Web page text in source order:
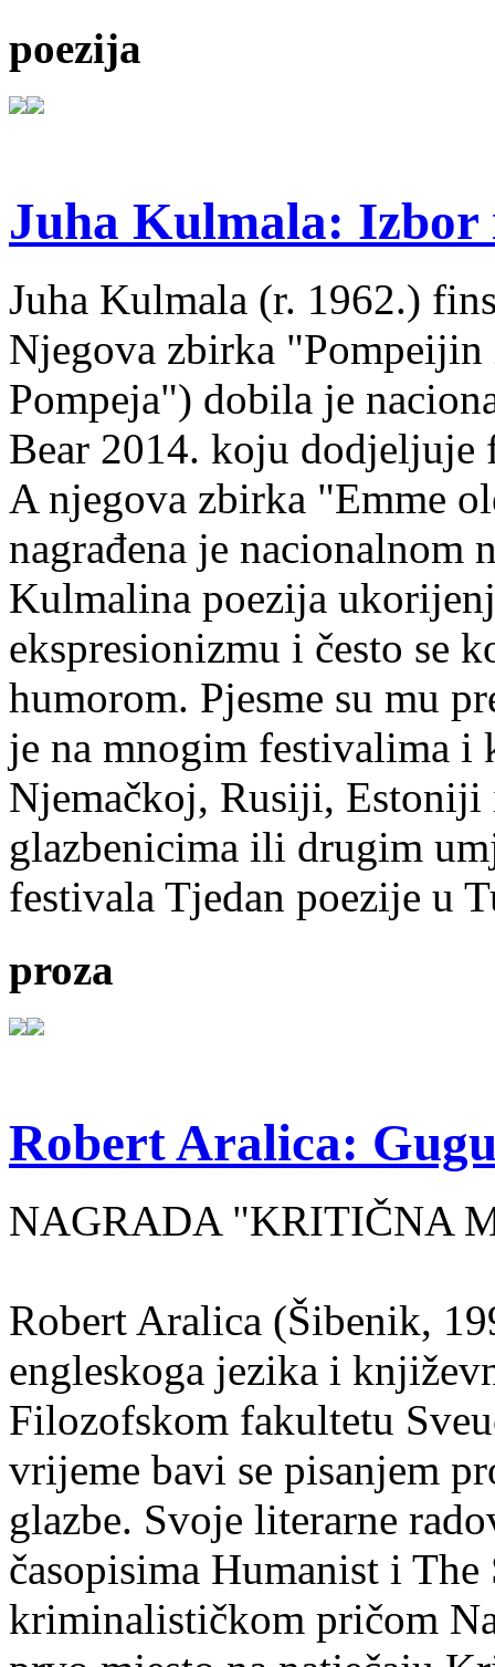
poezija
Juha Kulmala: Izbor
Juha Kulmala (r. 1962.)
Njegova zbirka
Pompeja") dobila je
Bear 2014. koju
A njegova zbirka "Emme
nagrađena je nacionalnom
Kulmalina poezija
ekspresionizmu i često se
humorom. Pjesme su mu
je na mnogim festivalima i
Njemačkoj, Rusiji, Estoniji
glazbenicima ili drugim
festivala Tjedan poezije u
proza
Robert Aralica:
NAGRADA "KRITIČNA
Robert Aralica (Šibenik,
engleskoga jezika i
Filozofskom fakultetu
vrijeme bavi se pisanjem
glazbe. Svoje literarne
časopisima Humanist i
kriminalističkom pričom